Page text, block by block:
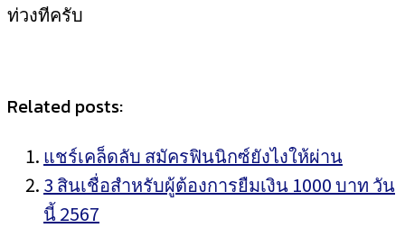
ท่วงทีครับ
Related posts:
แชร์เคล็ดลับ สมัครฟินนิกซ์ยังไงให้ผ่าน
3 สินเชื่อสำหรับผู้ต้องการยืมเงิน 1000 บาท วัน
นี้ 2567